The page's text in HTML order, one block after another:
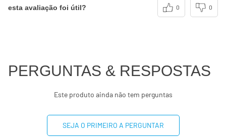
ou 8400 kj. Seus valores podem maiores ou menores
dependendo de suas necessidades energéticas
esta avaliação foi útil? 0 0
PERGUNTAS & RESPOSTAS
Este produto ainda não tem perguntas
SEJA O PRIMEIRO A PERGUNTAR